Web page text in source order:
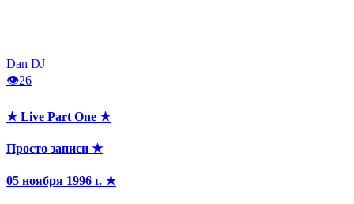
Dan DJ
👁26
★ Live Part One ★
Просто записи ★
05 ноября 1996 г. ★